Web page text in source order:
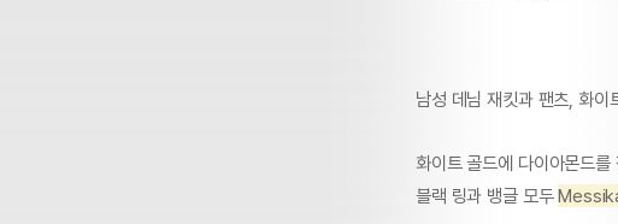
남성 데님 재킷과 팬츠, 화이
화이트 골드에 다이아몬드
블랙 링과 뱅글 모두